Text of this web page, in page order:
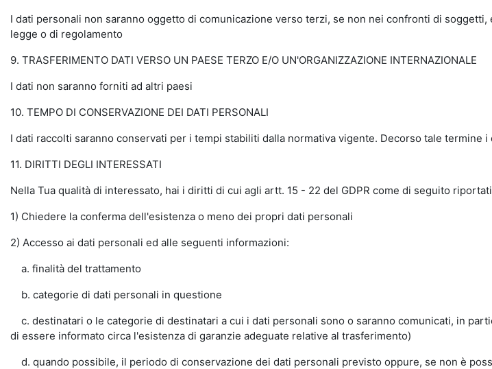
I dati personali non saranno oggetto di comunicazione verso terzi, se non nei confronti di
legge o di regolamento
9. TRASFERIMENTO DATI VERSO UN PAESE TERZO E/O UN'ORGANIZZAZIONE INTERNAZIONALE
I dati non saranno forniti ad altri paesi
10. TEMPO DI CONSERVAZIONE DEI DATI PERSONALI
I dati raccolti saranno conservati per i tempi stabiliti dalla normativa vigente. Decorso tale termine
11. DIRITTI DEGLI INTERESSATI
Nella Tua qualità di interessato, hai i diritti di cui agli artt. 15 - 22 del GDPR come di seguito
1) Chiedere la conferma dell'esistenza o meno dei propri dati personali
2) Accesso ai dati personali ed alle seguenti informazioni:
a. finalità del trattamento
b. categorie di dati personali in questione
c. destinatari o le categorie di destinatari a cui i dati personali sono o saranno comunicati, in
di essere informato circa l'esistenza di garanzie adeguate relative al trasferimento)
d. quando possibile, il periodo di conservazione dei dati personali previsto oppure, se non è